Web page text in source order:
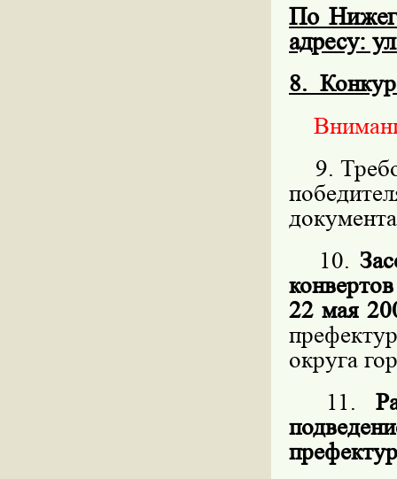
По
адресу:
8.
9.
10.
22 мая
округа
11.